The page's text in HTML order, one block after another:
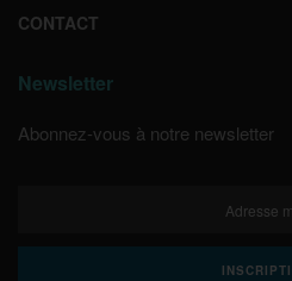
CONTACT
Newsletter
Abonnez-vous à notre newsletter